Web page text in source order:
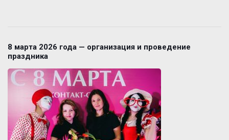
8 марта 2026 года — организация и проведение
праздника